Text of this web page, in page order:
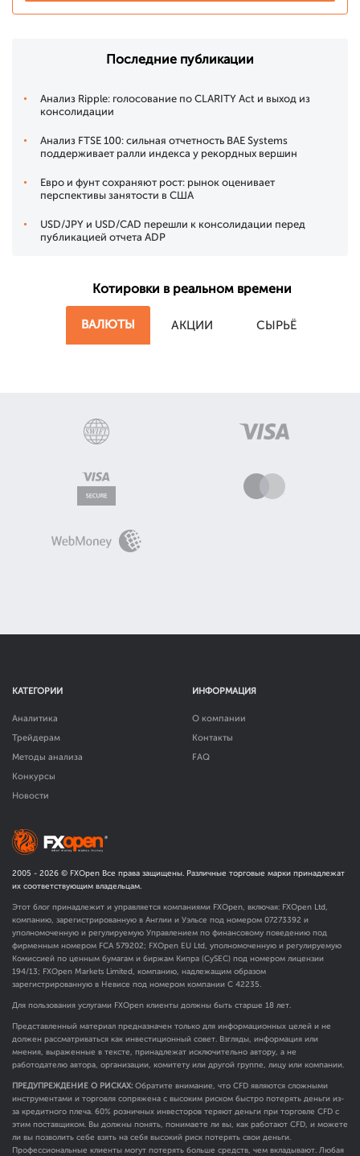
Последние публикации
Анализ Ripple: голосование по CLARITY Act и выход из
консолидации
Анализ FTSE 100: сильная отчетность BAE Systems
поддерживает ралли индекса у рекордных вершин
Евро и фунт сохраняют рост: рынок оценивает
перспективы занятости в США
USD/JPY и USD/CAD перешли к консолидации перед
публикацией отчета ADP
Котировки в реальном времени
ВАЛЮТЫ АКЦИИ СЫРЬЁ
КАТЕГОРИИ
Аналитика
Трейдерам
Методы анализа
Конкурсы
Новости
ИНФОРМАЦИЯ
О компании
Контакты
FAQ
2005 - 2026 © FXOpen Все права защищены. Различные торговые марки принадлежат
их соответствующим владельцам.
Этот блог принадлежит и управляется компаниями FXOpen, включая: FXOpen Ltd,
компанию, зарегистрированную в Англии и Уэльсе под номером 07273392 и
уполномоченную и регулируемую Управлением по финансовому поведению под
фирменным номером FCA 579202; FXOpen EU Ltd, уполномоченную и регулируемую
Комиссией по ценным бумагам и биржам Кипра (CySEC) под номером лицензии
194/13; FXOpen Markets Limited, компанию, надлежащим образом
зарегистрированную в Невисе под номером компании C 42235.
Для пользования услугами FXOpen клиенты должны быть старше 18 лет.
Представленный материал предназначен только для информационных целей и не
должен рассматриваться как инвестиционный совет. Взгляды, информация или
мнения, выраженные в тексте, принадлежат исключительно автору, а не
работодателю автора, организации, комитету или другой группе, лицу или компании.
ПРЕДУПРЕЖДЕНИЕ О РИСКАХ: Обратите внимание, что CFD являются сложными
инструментами и торговля сопряжена с высоким риском быстро потерять деньги из-
за кредитного плеча. 60% розничных инвесторов теряют деньги при торговле CFD с
этим поставщиком. Вы должны понять, понимаете ли вы, как работают CFD, и можете
ли вы позволить себе взять на себя высокий риск потерять свои деньги.
Профессиональные клиенты могут потерять больше средств, чем вкладывают. Любая